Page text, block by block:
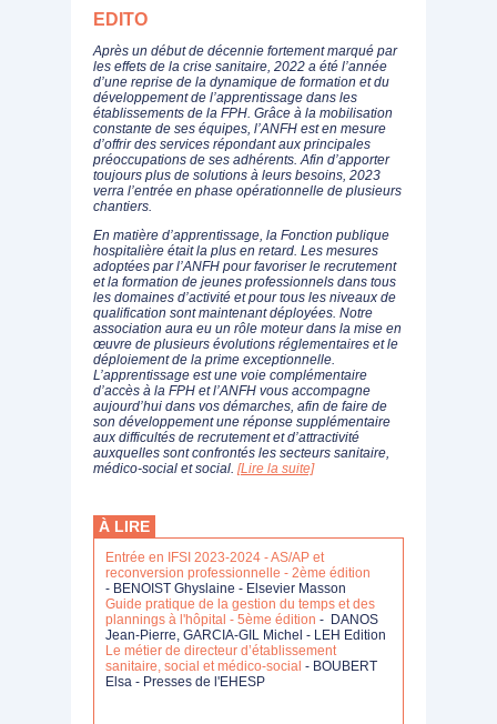
EDITO
Après un début de décennie fortement marqué par
les effets de la crise sanitaire, 2022 a été l’année
d’une reprise de la dynamique de formation et du
développement de l’apprentissage dans les
établissements de la FPH. Grâce à la mobilisation
constante de ses équipes, l’ANFH est en mesure
d’offrir des services répondant aux principales
préoccupations de ses adhérents. Afin d’apporter
toujours plus de solutions à leurs besoins, 2023
verra l’entrée en phase opérationnelle de plusieurs
chantiers.
En matière d’apprentissage, la Fonction publique
hospitalière était la plus en retard. Les mesures
adoptées par l’ANFH pour favoriser le recrutement
et la formation de jeunes professionnels dans tous
les domaines d’activité et pour tous les niveaux de
qualification sont maintenant déployées. Notre
association aura eu un rôle moteur dans la mise en
œuvre de plusieurs évolutions réglementaires et le
déploiement de la prime exceptionnelle.
L’apprentissage est une voie complémentaire
d’accès à la FPH et l’ANFH vous accompagne
aujourd’hui dans vos démarches, afin de faire de
son développement une réponse supplémentaire
aux difficultés de recrutement et d’attractivité
auxquelles sont confrontés les secteurs sanitaire,
médico-social et social. [Lire la suite]
À LIRE
Entrée en IFSI 2023-2024 - AS/AP et
reconversion professionnelle - 2ème édition
- BENOIST Ghyslaine - Elsevier Masson
Guide pratique de la gestion du temps et des
plannings à l'hôpital - 5ème édition - DANOS
Jean-Pierre, GARCIA-GIL Michel - LEH Edition
Le métier de directeur d’établissement
sanitaire, social et médico-social - BOUBERT
Elsa - Presses de l'EHESP